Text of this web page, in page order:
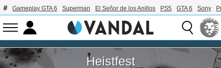
Gameplay GTA 6 Superman El Señor de los Anillos PS5 GTA 6 Sony
Heistfest